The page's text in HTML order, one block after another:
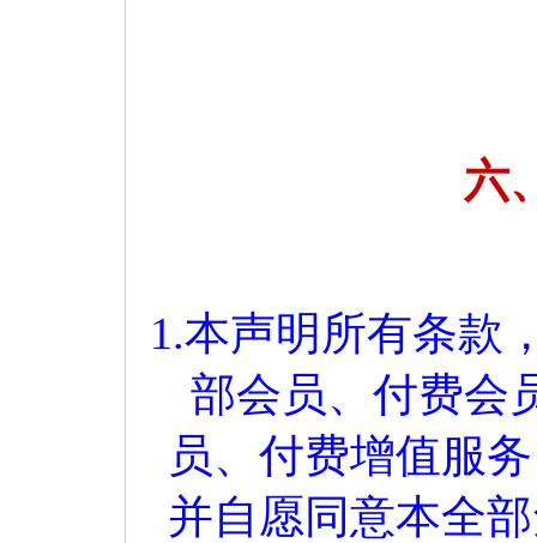
六
1.本声明所有条款
部会员、付费会
员、付费增值服
并自愿同意本全